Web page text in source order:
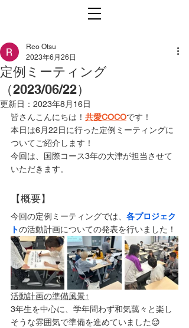
定例ミーティング
（2023/06/22）
Reo Otsu
2023年6月26日
更新日： 2023年8月16日
皆さんこんにちは！ 共愛COCOです！
本日は6月22日に行った定例ミーティングに
ついてご紹介します！
今回は、国際コース3年の大津が担当させて
いただきます。
【概要】
今回の定例ミーティングでは、 各プロジェク
トの活動計画についての発表を行いました！
活動計画の準備風景↑
3年生を中心に、学年問わず和気藹々と楽し
そうな雰囲気で準備を進めていました😌